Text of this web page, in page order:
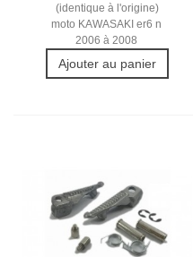
(identique à l'origine)
moto KAWASAKI er6 n
2006 à 2008
Ajouter au panier